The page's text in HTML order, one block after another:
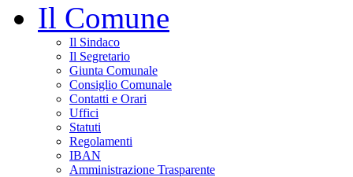
Il Comune
Il Sindaco
Il Segretario
Giunta Comunale
Consiglio Comunale
Contatti e Orari
Uffici
Statuti
Regolamenti
IBAN
Amministrazione Trasparente